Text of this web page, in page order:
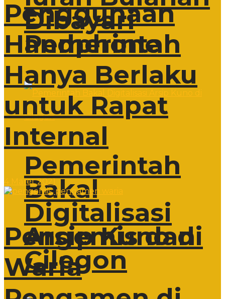
Dibayari
Pemerintah
Pemerintah
Bakal
Digitalisasi
Arsip Kuno di
Cilegon
Penggunaan
Handphone
Hanya Berlaku
untuk Rapat
Internal
4 Maret 2021
Pengemis dan
Waria